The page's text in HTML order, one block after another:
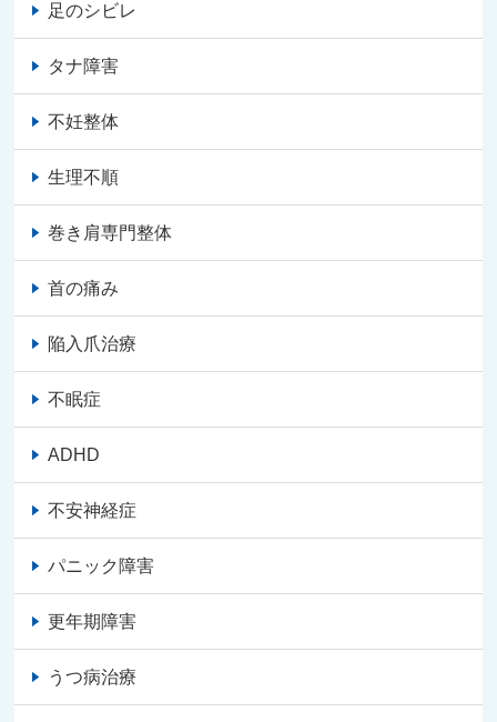
足のシビレ
タナ障害
不妊整体
生理不順
巻き肩専門整体
首の痛み
陥入爪治療
不眠症
ADHD
不安神経症
パニック障害
更年期障害
うつ病治療